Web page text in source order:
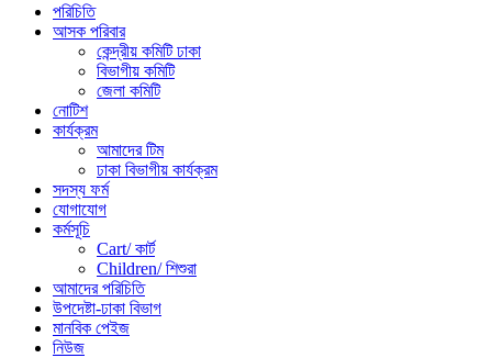
পরিচিতি
আসক পরিবার
কেন্দ্রীয় কমিটি ঢাকা
বিভাগীয় কমিটি
জেলা কমিটি
নোটিশ
কার্যক্রম
আমাদের টিম
ঢাকা বিভাগীয় কার্যক্রম
সদস্য ফর্ম
যোগাযোগ
কর্মসূচি
Cart/ কার্ট
Children/ শিশুরা
আমাদের পরিচিতি
উপদেষ্টা-ঢাকা বিভাগ
মানবিক পেইজ
নিউজ